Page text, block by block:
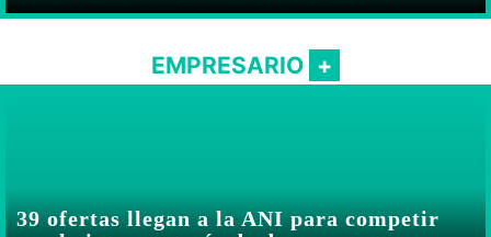
EMPRESARIO
39 ofertas llegan a la ANI para competir